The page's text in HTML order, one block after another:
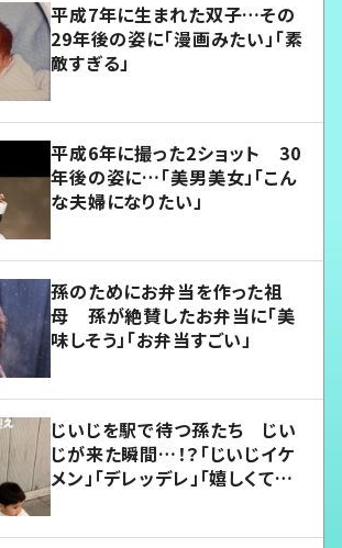
平成7年に生まれた双子…その
29年後の姿に「漫画みたい」「素
敵すぎる」
平成6年に撮った2ショット 30
年後の姿に…「美男美女」「こん
な夫婦になりたい」
孫のためにお弁当を作った祖
母 孫が絶賛したお弁当に「美
味しそう」「お弁当すごい」
じいじを駅で待つ孫たち じい
じが来た瞬間…！？「じいじイケ
メン」「デレッデレ」「嬉しくて可